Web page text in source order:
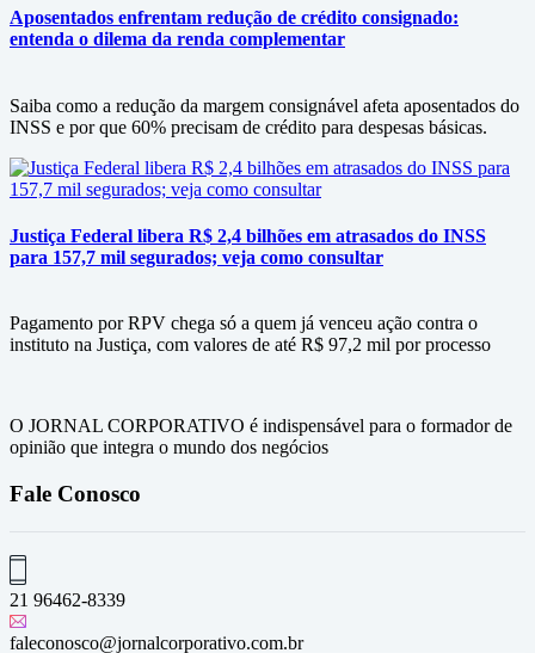
Aposentados enfrentam redução de crédito consignado:
entenda o dilema da renda complementar
Saiba como a redução da margem consignável afeta aposentados do
INSS e por que 60% precisam de crédito para despesas básicas.
Justiça Federal libera R$ 2,4 bilhões em atrasados do INSS
para 157,7 mil segurados; veja como consultar
Pagamento por RPV chega só a quem já venceu ação contra o
instituto na Justiça, com valores de até R$ 97,2 mil por processo
O JORNAL CORPORATIVO é indispensável para o formador de
opinião que integra o mundo dos negócios
Fale Conosco
21 96462-8339
faleconosco@jornalcorporativo.com.br